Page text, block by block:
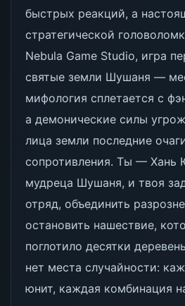
быстрых реакций, а
стратегической
Nebula Game Studio, игра
святые земли Шушаня —
мифология сплетается с
а демонические силы
лица земли последние
сопротивления. Ты — Хань
мудреца Шушаня, и твоя
отряд, объединить
остановить нашествие,
поглотило десятки
нет места случайности:
юнит, каждая комбинация